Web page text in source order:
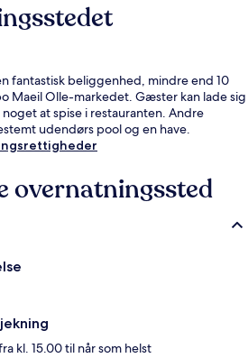
fantastisk beliggenhed, mindre end 10
Maeil Olle-markedet. Gæster kan lade sig
at spise i restauranten. Andre
udendørs pool og en have.
overnatningssted
kl. 15.00 til når som helst